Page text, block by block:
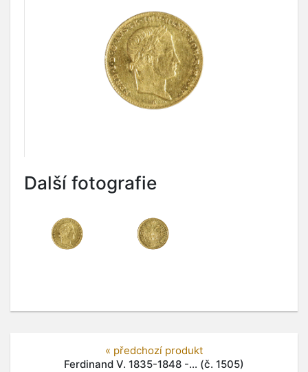
Další fotografie
« předchozí produkt
Ferdinand V. 1835-1848 -... (č. 1505)